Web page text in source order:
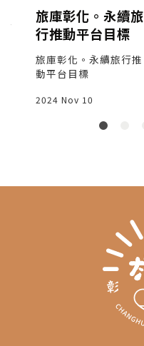
旅庫彰化。永續旅
行推動平台目標
旅庫彰化。永續旅行推
動平台目標
2024 Nov 10